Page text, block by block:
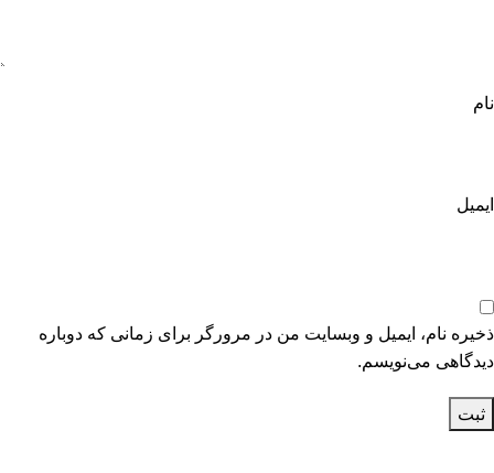
نام
ایمیل
ذخیره نام، ایمیل و وبسایت من در مرورگر برای زمانی که دوباره
دیدگاهی می‌نویسم.